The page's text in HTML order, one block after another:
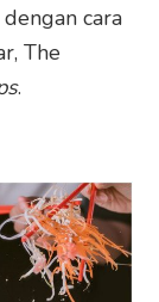
cara
The
.